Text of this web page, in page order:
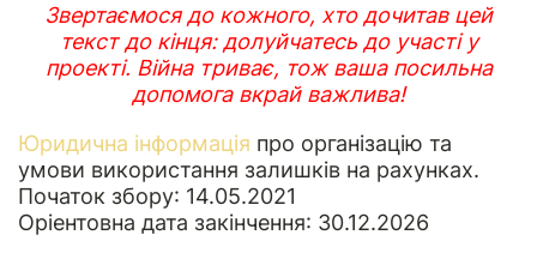
Звертаємося до кожного, хто дочитав цей
текст до кінця: долуйчатесь до участі у
проекті. Війна триває, тож ваша посильна
допомога вкрай важлива!
Юридична інформація про організацію та
умови використання залишків на рахунках.
Початок збору: 14.05.2021
Оріентовна дата закінчення: 30.12.2026